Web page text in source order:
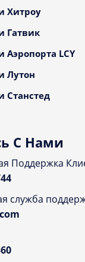
Хитроу
Гатвик
Аэропорта LCY
Лутон
Станстед
С Нами
Поддержка
служба